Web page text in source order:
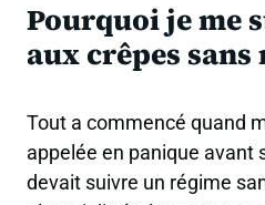
Pourquoi je me
aux crêpes sans
Tout a commencé quand
appelée en panique avant
devait suivre un régime